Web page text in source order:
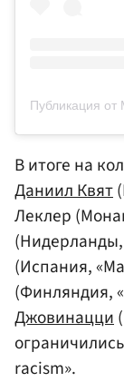
Публикация от
В итоге на
Даниил Квят
Леклер
(Нидерланды,
(Испания,
(Финляндия,
Джовинацци
racism».